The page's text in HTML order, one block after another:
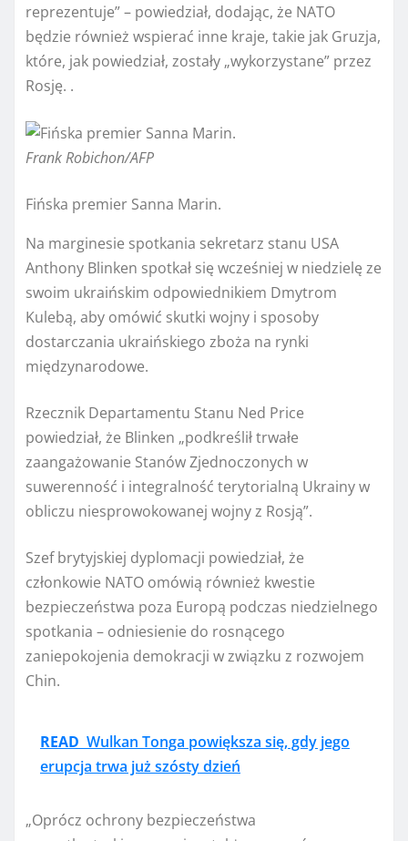
reprezentuje” – powiedział, dodając, że NATO
będzie również wspierać inne kraje, takie jak Gruzja,
które, jak powiedział, zostały „wykorzystane” przez
Rosję. .
Frank Robichon/AFP
Fińska premier Sanna Marin.
Na marginesie spotkania sekretarz stanu USA
Anthony Blinken spotkał się wcześniej w niedzielę ze
swoim ukraińskim odpowiednikiem Dmytrom
Kulebą, aby omówić skutki wojny i sposoby
dostarczania ukraińskiego zboża na rynki
międzynarodowe.
Rzecznik Departamentu Stanu Ned Price
powiedział, że Blinken „podkreślił trwałe
zaangażowanie Stanów Zjednoczonych w
suwerenność i integralność terytorialną Ukrainy w
obliczu niesprowokowanej wojny z Rosją”.
Szef brytyjskiej dyplomacji powiedział, że
członkowie NATO omówią również kwestie
bezpieczeństwa poza Europą podczas niedzielnego
spotkania – odniesienie do rosnącego
zaniepokojenia demokracji w związku z rozwojem
Chin.
READ Wulkan Tonga powiększa się, gdy jego
erupcja trwa już szósty dzień
„Oprócz ochrony bezpieczeństwa